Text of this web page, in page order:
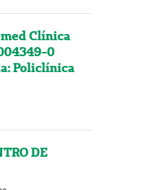
Clínica
0
Policlínica
DE